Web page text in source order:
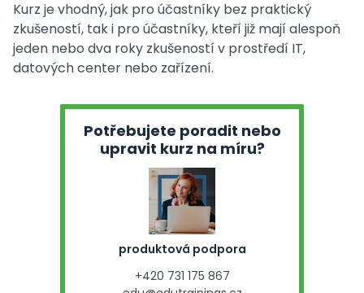
Kurz je vhodný, jak pro účastníky bez praktický
zkušeností, tak i pro účastníky, kteří již mají alespoň
jeden nebo dva roky zkušeností v prostředí IT,
datových center nebo zařízení.
Potřebujete poradit nebo
upravit kurz na míru?
produktová podpora
+420 731 175 867